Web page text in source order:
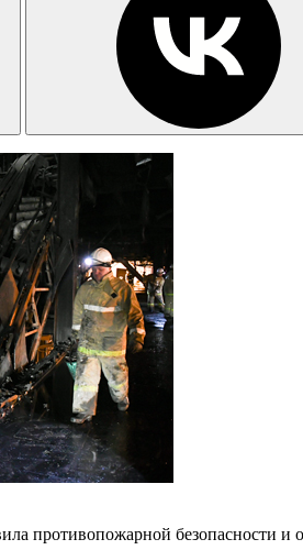
противопожарной безопасности и